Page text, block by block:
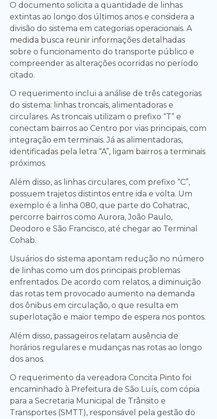
O documento solicita a quantidade de linhas
extintas ao longo dos últimos anos e considera a
divisão do sistema em categorias operacionais. A
medida busca reunir informações detalhadas
sobre o funcionamento do transporte público e
compreender as alterações ocorridas no período
citado.
O requerimento inclui a análise de três categorias
do sistema: linhas troncais, alimentadoras e
circulares. As troncais utilizam o prefixo “T” e
conectam bairros ao Centro por vias principais, com
integração em terminais. Já as alimentadoras,
identificadas pela letra “A”, ligam bairros a terminais
próximos.
Além disso, as linhas circulares, com prefixo “C”,
possuem trajetos distintos entre ida e volta. Um
exemplo é a linha 080, que parte do Cohatrac,
percorre bairros como Aurora, João Paulo,
Deodoro e São Francisco, até chegar ao Terminal
Cohab.
Usuários do sistema apontam redução no número
de linhas como um dos principais problemas
enfrentados. De acordo com relatos, a diminuição
das rotas tem provocado aumento na demanda
dos ônibus em circulação, o que resulta em
superlotação e maior tempo de espera nos pontos.
Além disso, passageiros relatam ausência de
horários regulares e mudanças nas rotas ao longo
dos anos.
O requerimento da vereadora Concita Pinto foi
encaminhado à Prefeitura de São Luís, com cópia
para a Secretaria Municipal de Trânsito e
Transportes (SMTT), responsável pela gestão do